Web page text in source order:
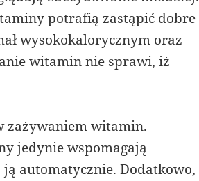
potrafią zastąpić dobre
wysokokalorycznym oraz
witamin nie sprawi, iż
zażywaniem witamin.
jedynie wspomagają
automatycznie. Dodatkowo,